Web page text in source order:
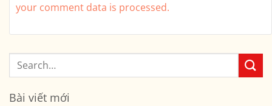
your comment data is processed.
Bài viết mới